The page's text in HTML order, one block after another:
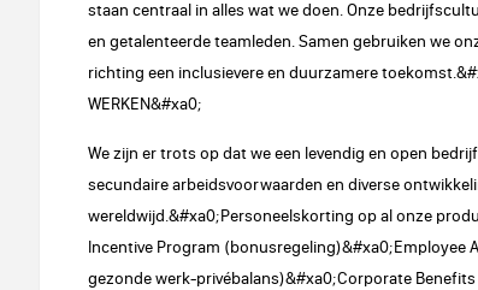
staan centraal in alles wat we doen. Onze
en getalenteerde teamleden. Samen gebruiken we
richting een inclusievere en duurzamere
WERKEN&#xa0;
We zijn er trots op dat we een levendig en open
secundaire arbeidsvoorwaarden en diverse
wereldwijd.&#xa0;Personeelskorting op al onze
Incentive Program (bonusregeling)&#xa0;Employee
gezonde werk-privébalans)&#xa0;Corporate